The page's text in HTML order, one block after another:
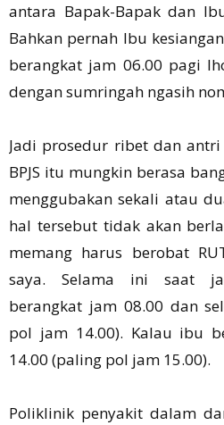
antara Bapak-Bapak dan
Bahkan pernah Ibu
berangkat jam 06.00 pagi
dengan sumringah ngasih
Jadi prosedur ribet dan
BPJS itu mungkin berasa
menggubakan sekali atau
hal tersebut tidak akan
memang harus berobat
saya. Selama ini saat
berangkat jam 08.00 dan
pol jam 14.00). Kalau ibu
14.00 (paling pol jam 15.00).
Poliklinik penyakit dalam